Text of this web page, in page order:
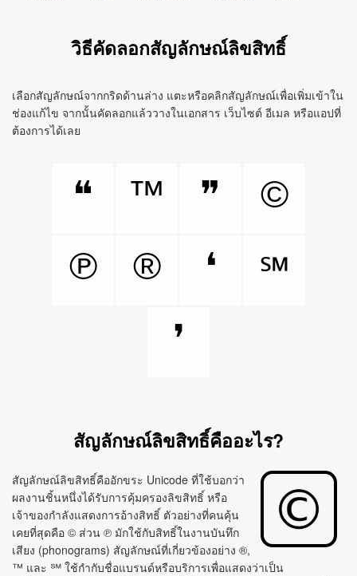
วิธีคัดลอกสัญลักษณ์ลิขสิทธิ์
เลือกสัญลักษณ์จากกริดด้านล่าง แตะหรือคลิกสัญลักษณ์เพื่อเพิ่มเข้าใน
ช่องแก้ไข จากนั้นคัดลอกแล้ววางในเอกสาร เว็บไซต์ อีเมล หรือแอปที่
ต้องการได้เลย
❝ ™ ❞
©
℗
® ❛
℠
❜
สัญลักษณ์ลิขสิทธิ์คืออะไร?
สัญลักษณ์ลิขสิทธิ์คืออักขระ Unicode ที่ใช้บอกว่า
ผลงานชิ้นหนึ่งได้รับการคุ้มครองลิขสิทธิ์ หรือ
เจ้าของกำลังแสดงการอ้างสิทธิ์ ตัวอย่างที่คนคุ้น
เคยที่สุดคือ © ส่วน ℗ มักใช้กับสิทธิ์ในงานบันทึก
เสียง (phonograms) สัญลักษณ์ที่เกี่ยวข้องอย่าง ®,
™ และ ℠ ใช้กำกับชื่อแบรนด์หรือบริการเพื่อแสดงว่าเป็น